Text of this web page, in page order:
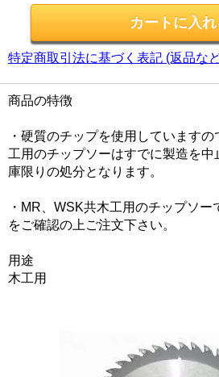
特定商取引法に基づく表記 (返品な
商品の特徴
・硬質のチップを使用しています
工用のチップソーはすでに製造を
庫限りの処分となります。
・MR、WSK共木工用のチップソ
をご確認の上ご注文下さい。
用途
木工用